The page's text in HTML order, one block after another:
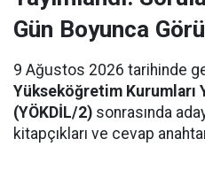
Gün Boyunca
9 Ağustos 2026 tarihinde
Yükseköğretim Kurumları
(YÖKDİL/2) sonrasında
kitapçıkları ve cevap